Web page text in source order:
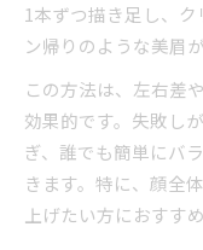
1本ずつ描き足し、
ン帰りのような美眉
この方法は、左右差
効果的です。失敗し
ぎ、誰でも簡単にバ
きます。特に、顔全
上げたい方におすす